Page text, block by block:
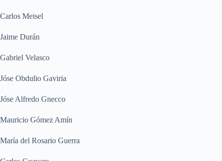
Carlos Meisel
Jaime Durán
Gabriel Velasco
Jóse Obdulio Gaviria
Jóse Alfredo Gnecco
Mauricio Gómez Amín
María del Rosario Guerra